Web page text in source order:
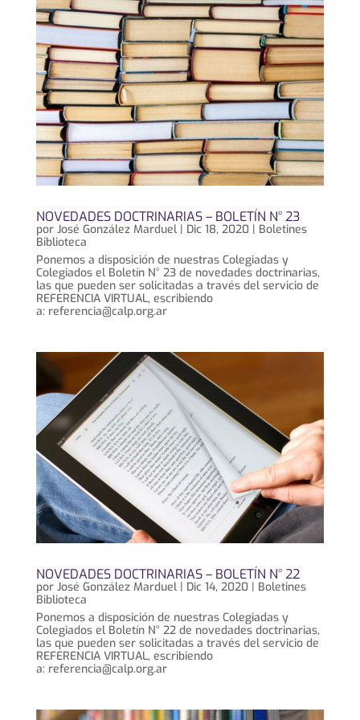
NOVEDADES DOCTRINARIAS – BOLETÍN N° 23
por José González Marduel| Dic 18, 2020| Boletines
Biblioteca
Ponemos a disposición de nuestras Colegiadas y
Colegiados el Boletín N° 23 de novedades doctrinarias,
las que pueden ser solicitadas a través del servicio de
REFERENCIA VIRTUAL, escribiendo
a: referencia@calp.org.ar
NOVEDADES DOCTRINARIAS – BOLETÍN N° 22
por José González Marduel| Dic 14, 2020| Boletines
Biblioteca
Ponemos a disposición de nuestras Colegiadas y
Colegiados el Boletín N° 22 de novedades doctrinarias,
las que pueden ser solicitadas a través del servicio de
REFERENCIA VIRTUAL, escribiendo
a: referencia@calp.org.ar